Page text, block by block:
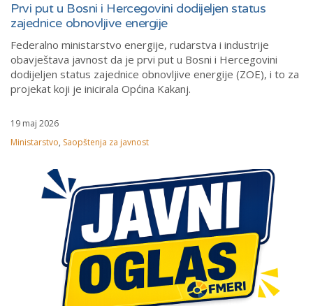
Prvi put u Bosni i Hercegovini dodijeljen status
zajednice obnovljive energije
Federalno ministarstvo energije, rudarstva i industrije
obavještava javnost da je prvi put u Bosni i Hercegovini
dodijeljen status zajednice obnovljive energije (ZOE), i to za
projekat koji je inicirala Općina Kakanj.
19 maj 2026
Ministarstvo, Saopštenja za javnost